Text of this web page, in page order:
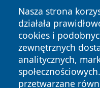
Nasza strona
działała
cookies i
zewnętrznych
analitycznych,
przetwarzane
Copyright © 2026
zastrzeżone.